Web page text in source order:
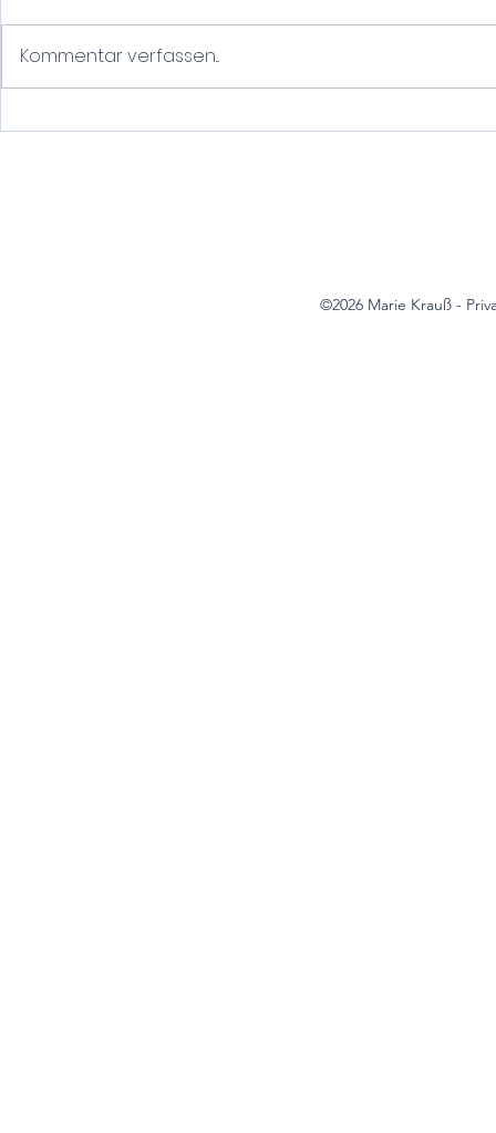
Warum LGBTQ+-
Marie
Kommentar verfassen...
©2026 Marie Krauß -